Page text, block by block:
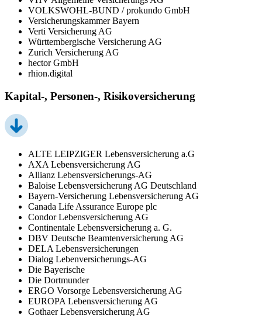
VOLKSWOHL-BUND / prokundo GmbH
Versicherungskammer Bayern
Verti Versicherung AG
Württembergische Versicherung AG
Zurich Versicherung AG
hector GmbH
rhion.digital
Kapital-, Personen-, Risikoversicherung
ALTE LEIPZIGER Lebensversicherung a.G
AXA Lebensversicherung AG
Allianz Lebensversicherungs-AG
Baloise Lebensversicherung AG Deutschland
Bayern-Versicherung Lebensversicherung AG
Canada Life Assurance Europe plc
Condor Lebensversicherung AG
Continentale Lebensversicherung a. G.
DBV Deutsche Beamtenversicherung AG
DELA Lebensversicherungen
Dialog Lebenversicherungs-AG
Die Bayerische
Die Dortmunder
ERGO Vorsorge Lebensversicherung AG
EUROPA Lebensversicherung AG
Gothaer Lebensversicherung AG